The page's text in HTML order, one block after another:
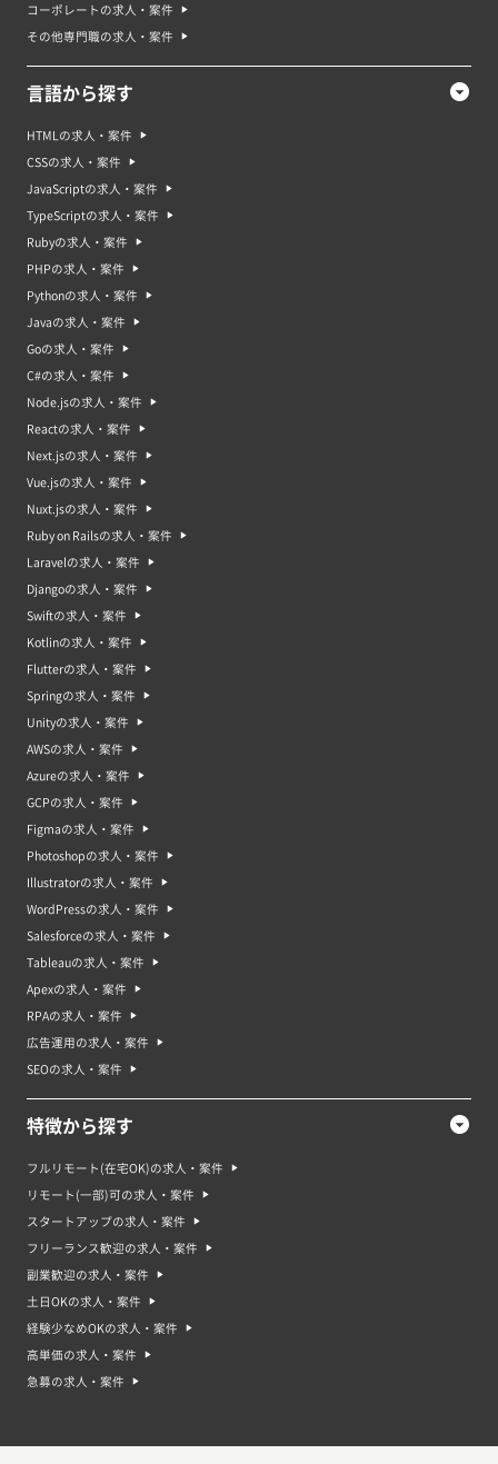
コーポレートの求人・案件
その他専門職の求人・案件
言語から探す
HTMLの求人・案件
CSSの求人・案件
JavaScriptの求人・案件
TypeScriptの求人・案件
Rubyの求人・案件
PHPの求人・案件
Pythonの求人・案件
Javaの求人・案件
Goの求人・案件
C#の求人・案件
Node.jsの求人・案件
Reactの求人・案件
Next.jsの求人・案件
Vue.jsの求人・案件
Nuxt.jsの求人・案件
Ruby on Railsの求人・案件
Laravelの求人・案件
Djangoの求人・案件
Swiftの求人・案件
Kotlinの求人・案件
Flutterの求人・案件
Springの求人・案件
Unityの求人・案件
AWSの求人・案件
Azureの求人・案件
GCPの求人・案件
Figmaの求人・案件
Photoshopの求人・案件
Illustratorの求人・案件
WordPressの求人・案件
Salesforceの求人・案件
Tableauの求人・案件
Apexの求人・案件
RPAの求人・案件
広告運用の求人・案件
SEOの求人・案件
特徴から探す
フルリモート(在宅OK)の求人・案件
リモート(一部)可の求人・案件
スタートアップの求人・案件
フリーランス歓迎の求人・案件
副業歓迎の求人・案件
土日OKの求人・案件
経験少なめOKの求人・案件
高単価の求人・案件
急募の求人・案件